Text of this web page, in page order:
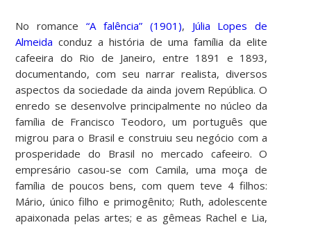
No romance“A falência” (1901), Júlia Lopes de
Almeida conduz a história de uma família da elite
cafeeira do Rio de Janeiro, entre 1891 e 1893,
documentando, com seu narrar realista, diversos
aspectos da sociedade da ainda jovem República. O
enredo se desenvolve principalmente no núcleo da
família de Francisco Teodoro, um português que
migrou para o Brasil e construiu seu negócio com a
prosperidade do Brasil no mercado cafeeiro. O
empresário casou-se com Camila, uma moça de
família de poucos bens, com quem teve 4 filhos:
Mário, único filho e primogênito; Ruth, adolescente
apaixonada pelas artes; e as gêmeas Rachel e Lia,